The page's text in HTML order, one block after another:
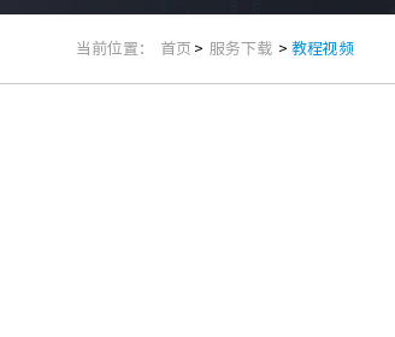
当前位置： 首页 > 服务下载 >教程视频